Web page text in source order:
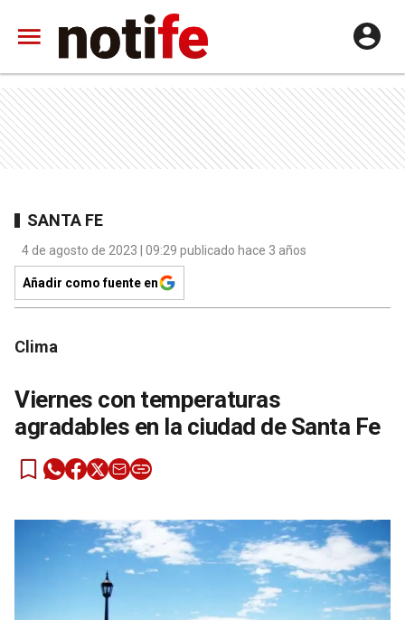
SANTA FE
4 de agosto de 2023 | 09:29 publicado hace 3 años
Añadir como fuente en
Clima
Viernes con temperaturas
agradables en la ciudad de Santa Fe